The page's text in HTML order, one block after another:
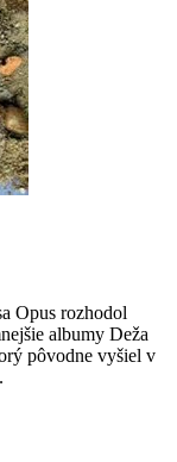
Opus rozhodol
albumy Deža
pôvodne vyšiel v